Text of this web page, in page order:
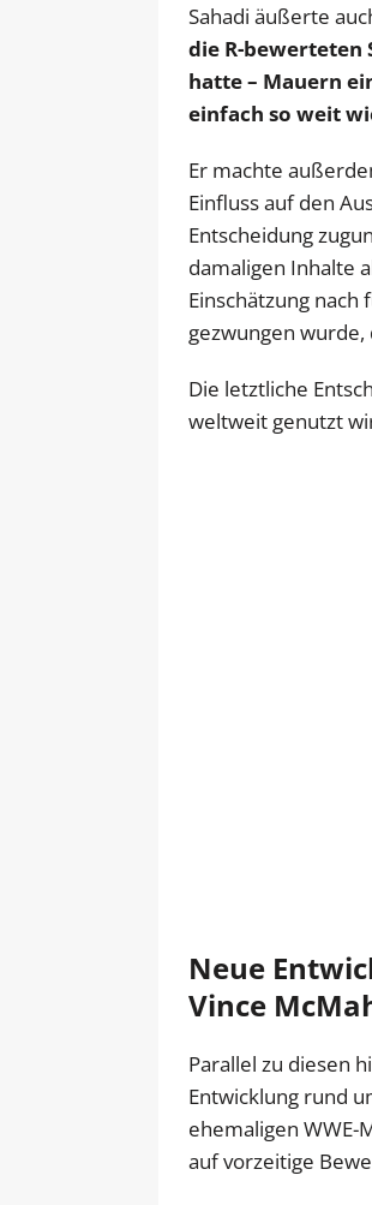
Sahadi äußerte
die R-bewerteten
hatte – Mauern
einfach so weit
Er machte
Einfluss auf den
Entscheidung
damaligen Inhalte
Einschätzung nach
gezwungen wurde,
Die letztliche
weltweit genutzt
Neue
Vince
Parallel zu diesen
Entwicklung rund
ehemaligen WWE-
auf vorzeitige